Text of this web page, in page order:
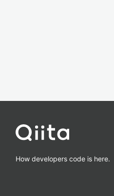
How developers code is here.